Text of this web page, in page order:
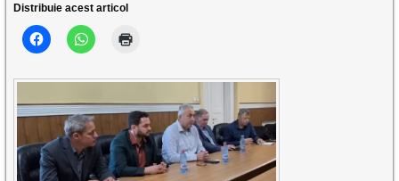
Distribuie acest articol